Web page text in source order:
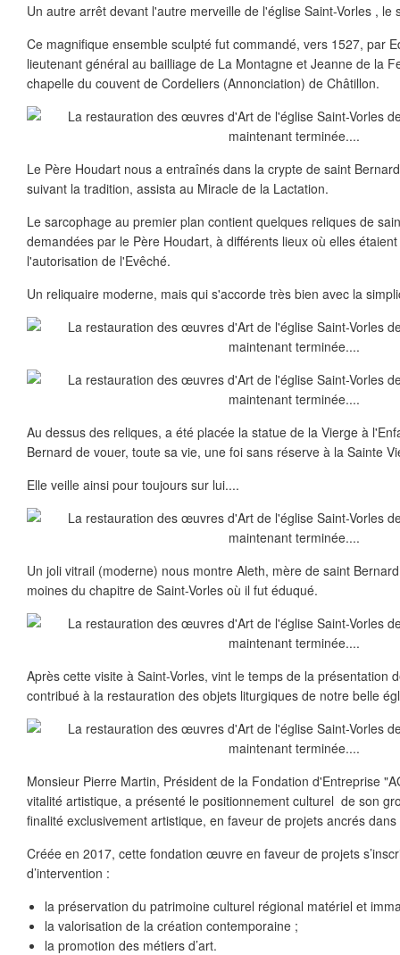
Un autre arrêt devant l'autre merveille de l'église Saint-Vorles , le
Ce magnifique ensemble sculpté fut commandé, vers 1527, par
lieutenant général au bailliage de La Montagne et Jeanne de la
chapelle du couvent de Cordeliers (Annonciation) de Châtillon.
Le Père Houdart nous a entraînés dans la crypte de saint
suivant la tradition, assista au Miracle de la Lactation.
Le sarcophage au premier plan contient quelques reliques de
demandées par le Père Houdart, à différents lieux où elles
l'autorisation de l'Evêché.
Un reliquaire moderne, mais qui s'accorde très bien avec la
Au dessus des reliques, a été placée la statue de la Vierge à
Bernard de vouer, toute sa vie, une foi sans réserve à la Sainte
Elle veille ainsi pour toujours sur lui....
Un joli vitrail (moderne) nous montre Aleth, mère de saint
moines du chapitre de Saint-Vorles où il fut éduqué.
Après cette visite à Saint-Vorles, vint le temps de la présentation
contribué à la restauration des objets liturgiques de notre belle
Monsieur Pierre Martin, Président de la Fondation d'Entreprise
vitalité artistique, a présenté le positionnement culturel de son
finalité exclusivement artistique, en faveur de projets ancrés
Créée en 2017, cette fondation œuvre en faveur de projets
d’intervention :
la préservation du patrimoine culturel régional matériel et
la valorisation de la création contemporaine ;
la promotion des métiers d’art.